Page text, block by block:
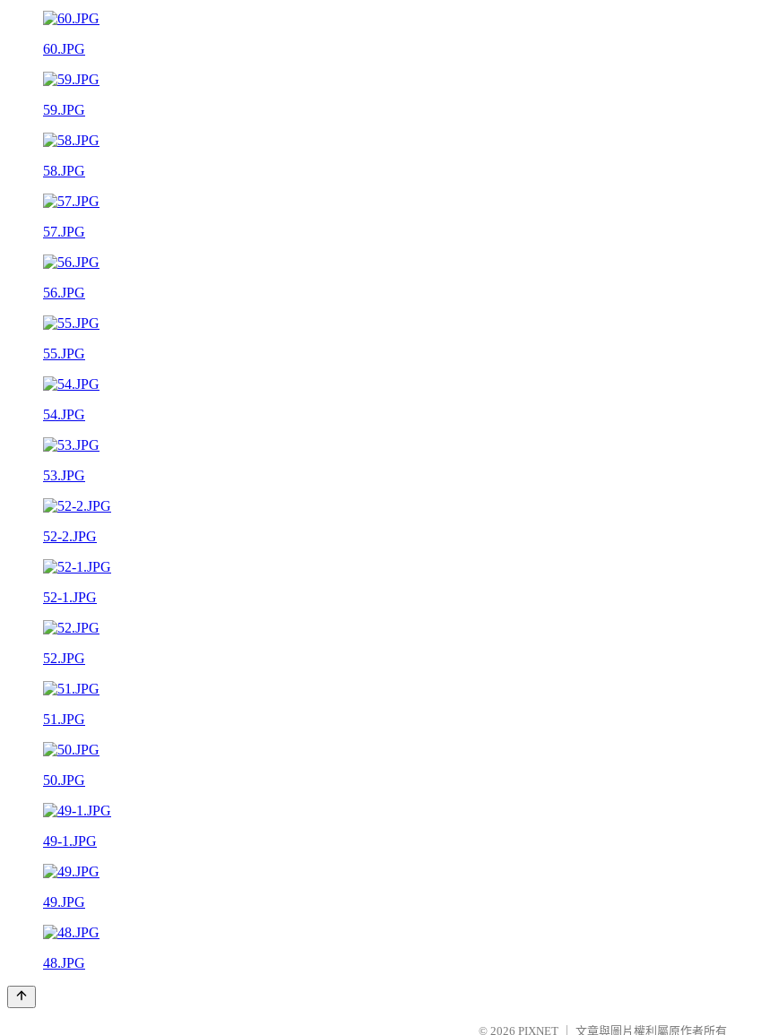
60.JPG
59.JPG
58.JPG
57.JPG
56.JPG
55.JPG
54.JPG
53.JPG
52-2.JPG
52-1.JPG
52.JPG
51.JPG
50.JPG
49-1.JPG
49.JPG
48.JPG
© 2026 PIXNET 文章與圖片權利屬原作者所有